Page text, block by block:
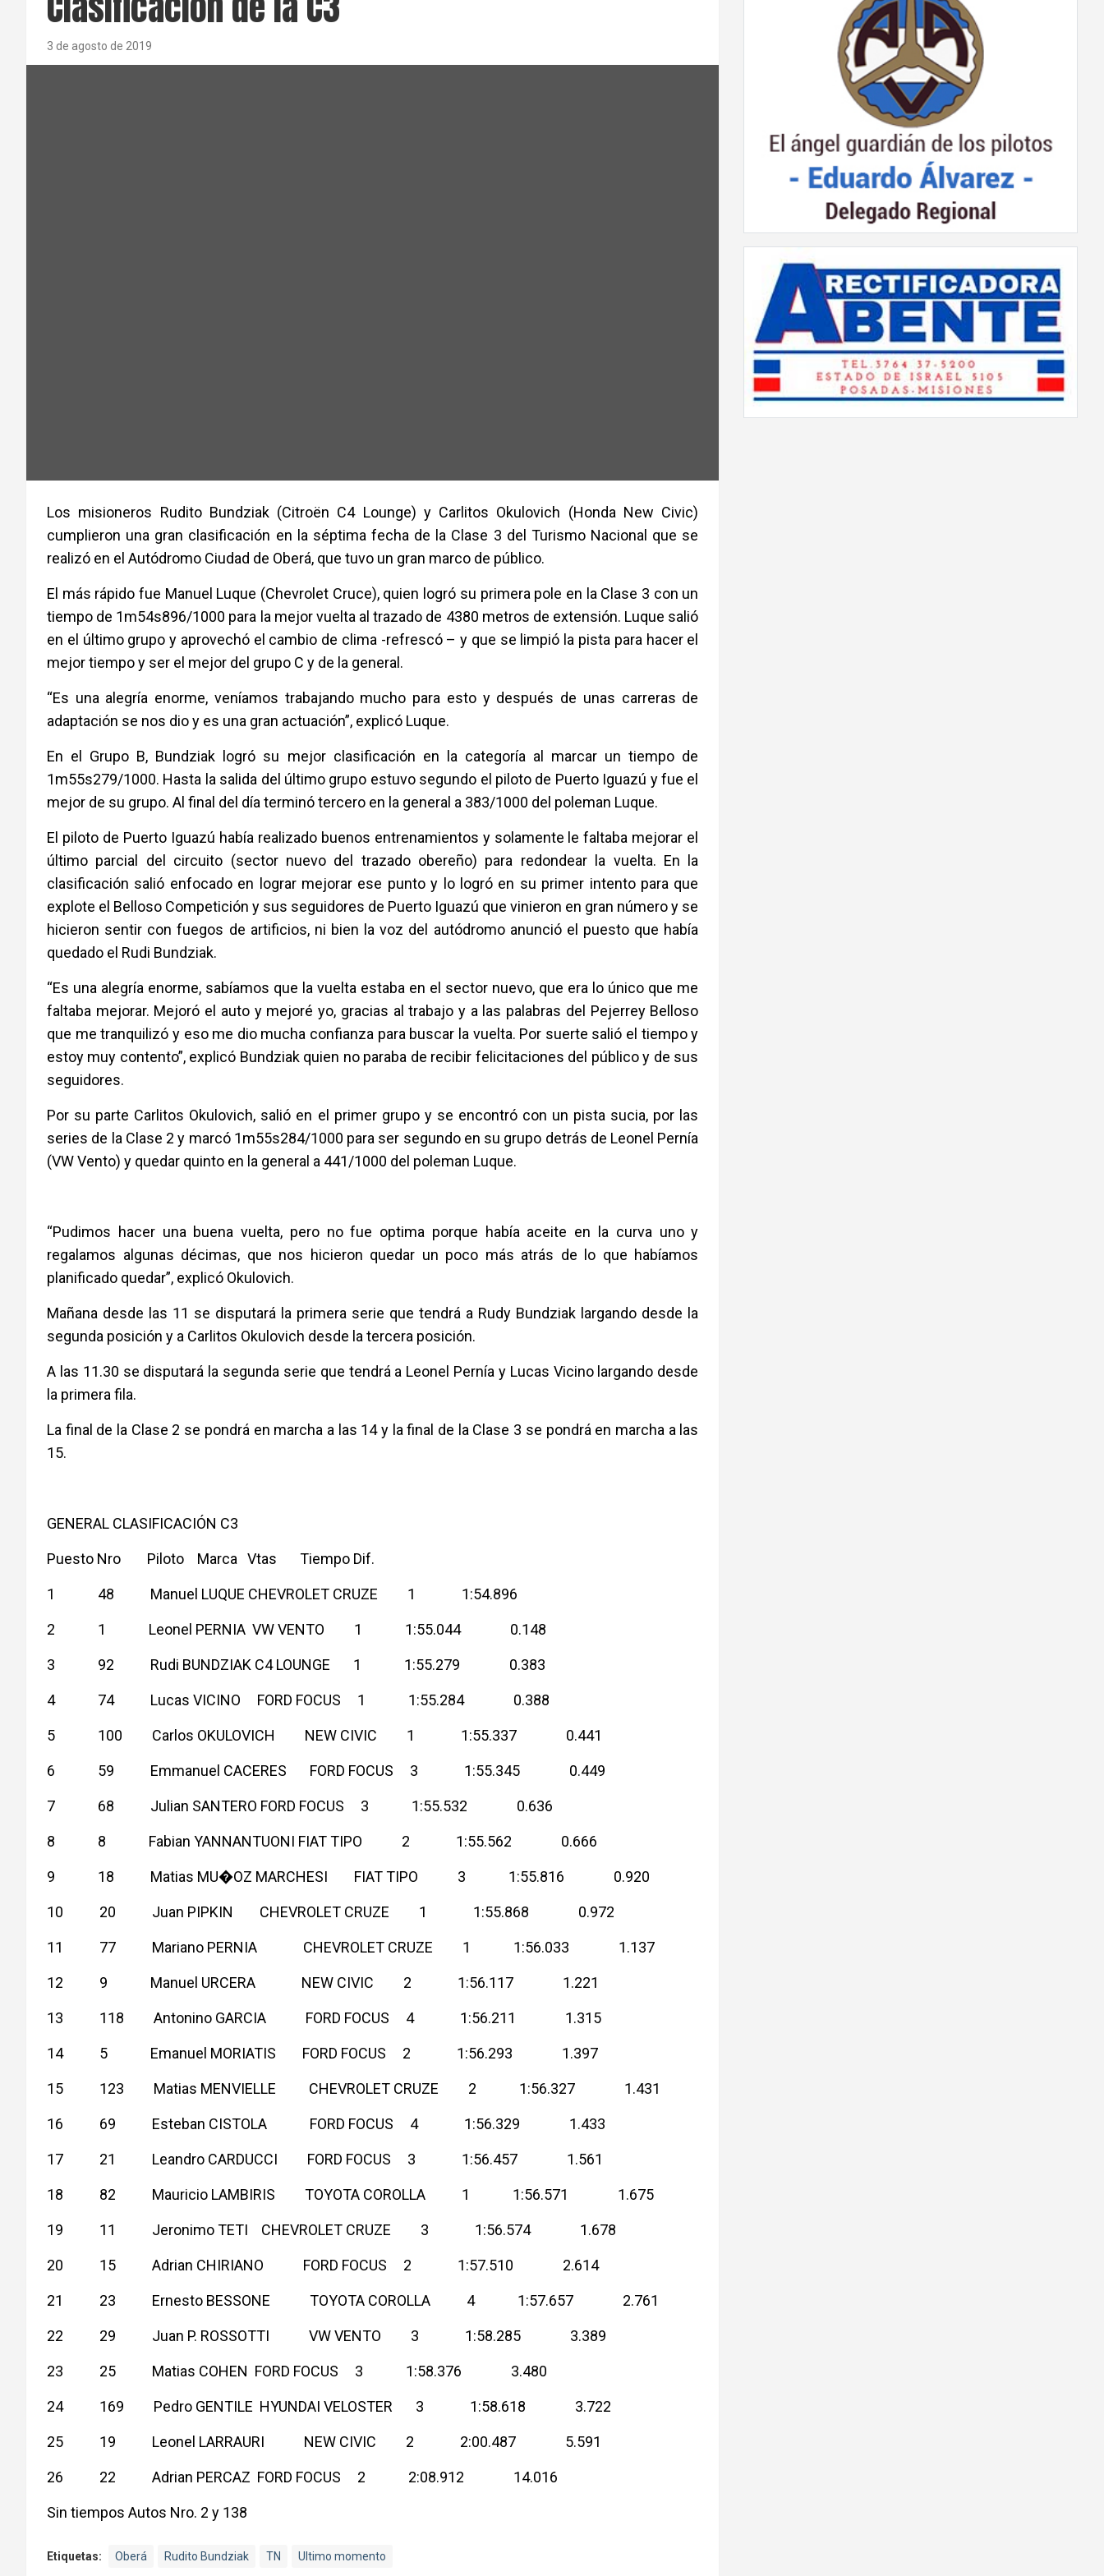
3 de agosto de 2019
Los misioneros Rudito Bundziak (Citroën C4 Lounge) y Carlitos Okulovich (Honda New Civic)
cumplieron una gran clasificación en la séptima fecha de la Clase 3 del Turismo Nacional que se
realizó en el Autódromo Ciudad de Oberá, que tuvo un gran marco de público.
El más rápido fue Manuel Luque (Chevrolet Cruce), quien logró su primera pole en la Clase 3 con un
tiempo de 1m54s896/1000 para la mejor vuelta al trazado de 4380 metros de extensión. Luque salió
en el último grupo y aprovechó el cambio de clima -refrescó – y que se limpió la pista para hacer el
mejor tiempo y ser el mejor del grupo C y de la general.
“Es una alegría enorme, veníamos trabajando mucho para esto y después de unas carreras de
adaptación se nos dio y es una gran actuación”, explicó Luque.
En el Grupo B, Bundziak logró su mejor clasificación en la categoría al marcar un tiempo de
1m55s279/1000. Hasta la salida del último grupo estuvo segundo el piloto de Puerto Iguazú y fue el
mejor de su grupo. Al final del día terminó tercero en la general a 383/1000 del poleman Luque.
El piloto de Puerto Iguazú había realizado buenos entrenamientos y solamente le faltaba mejorar el
último parcial del circuito (sector nuevo del trazado obereño) para redondear la vuelta. En la
clasificación salió enfocado en lograr mejorar ese punto y lo logró en su primer intento para que
explote el Belloso Competición y sus seguidores de Puerto Iguazú que vinieron en gran número y se
hicieron sentir con fuegos de artificios, ni bien la voz del autódromo anunció el puesto que había
quedado el Rudi Bundziak.
“Es una alegría enorme, sabíamos que la vuelta estaba en el sector nuevo, que era lo único que me
faltaba mejorar. Mejoró el auto y mejoré yo, gracias al trabajo y a las palabras del Pejerrey Belloso
que me tranquilizó y eso me dio mucha confianza para buscar la vuelta. Por suerte salió el tiempo y
estoy muy contento”, explicó Bundziak quien no paraba de recibir felicitaciones del público y de sus
seguidores.
Por su parte Carlitos Okulovich, salió en el primer grupo y se encontró con un pista sucia, por las
series de la Clase 2 y marcó 1m55s284/1000 para ser segundo en su grupo detrás de Leonel Pernía
(VW Vento) y quedar quinto en la general a 441/1000 del poleman Luque.
“Pudimos hacer una buena vuelta, pero no fue optima porque había aceite en la curva uno y
regalamos algunas décimas, que nos hicieron quedar un poco más atrás de lo que habíamos
planificado quedar”, explicó Okulovich.
Mañana desde las 11 se disputará la primera serie que tendrá a Rudy Bundziak largando desde la
segunda posición y a Carlitos Okulovich desde la tercera posición.
A las 11.30 se disputará la segunda serie que tendrá a Leonel Pernía y Lucas Vicino largando desde
la primera fila.
La final de la Clase 2 se pondrá en marcha a las 14 y la final de la Clase 3 se pondrá en marcha a las
15.
GENERAL CLASIFICACIÓN C3
Puesto Nro Piloto Marca Vtas Tiempo Dif.
1 48 Manuel LUQUE CHEVROLET CRUZE 1 1:54.896
2 1 Leonel PERNIA VW VENTO 1 1:55.044 0.148
3 92 Rudi BUNDZIAK C4 LOUNGE 1 1:55.279 0.383
4 74 Lucas VICINO FORD FOCUS 1 1:55.284 0.388
5 100 Carlos OKULOVICH NEW CIVIC 1 1:55.337 0.441
6 59 Emmanuel CACERES FORD FOCUS 3 1:55.345 0.449
7 68 Julian SANTERO FORD FOCUS 3 1:55.532 0.636
8 8 Fabian YANNANTUONI FIAT TIPO 2 1:55.562 0.666
9 18 Matias MU�OZ MARCHESI FIAT TIPO 3 1:55.816 0.920
10 20 Juan PIPKIN CHEVROLET CRUZE 1 1:55.868 0.972
11 77 Mariano PERNIA CHEVROLET CRUZE 1 1:56.033 1.137
12 9 Manuel URCERA NEW CIVIC 2 1:56.117 1.221
13 118 Antonino GARCIA FORD FOCUS 4 1:56.211 1.315
14 5 Emanuel MORIATIS FORD FOCUS 2 1:56.293 1.397
15 123 Matias MENVIELLE CHEVROLET CRUZE 2 1:56.327 1.431
16 69 Esteban CISTOLA FORD FOCUS 4 1:56.329 1.433
17 21 Leandro CARDUCCI FORD FOCUS 3 1:56.457 1.561
18 82 Mauricio LAMBIRIS TOYOTA COROLLA 1 1:56.571 1.675
19 11 Jeronimo TETI CHEVROLET CRUZE 3 1:56.574 1.678
20 15 Adrian CHIRIANO FORD FOCUS 2 1:57.510 2.614
21 23 Ernesto BESSONE TOYOTA COROLLA 4 1:57.657 2.761
22 29 Juan P. ROSSOTTI VW VENTO 3 1:58.285 3.389
23 25 Matias COHEN FORD FOCUS 3 1:58.376 3.480
24 169 Pedro GENTILE HYUNDAI VELOSTER 3 1:58.618 3.722
25 19 Leonel LARRAURI NEW CIVIC 2 2:00.487 5.591
26 22 Adrian PERCAZ FORD FOCUS 2 2:08.912 14.016
Sin tiempos Autos Nro. 2 y 138
Etiquetas: Oberá Rudito Bundziak TN Ultimo momento